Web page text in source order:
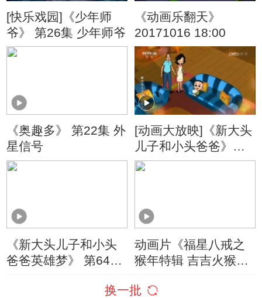
[快乐戏园]《少年师
爷》 第26集 少年师爷
《动画乐翻天》
20171016 18:00
《奥趣多》 第22集 外
星信号
[动画大放映]《新大头
儿子和小头爸爸》
（第四季） 第341集
《新大头儿子和小头
爸爸英雄梦》 第64集
动画片《福星八戒之
猴年特辑 吉吉火猴
换一批